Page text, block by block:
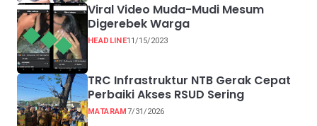
Viral Video Muda-Mudi Mesum
Digerebek Warga
HEADLINE11/15/2023
TRC Infrastruktur NTB Gerak Cepat
Perbaiki Akses RSUD Sering
MATARAM7/31/2026